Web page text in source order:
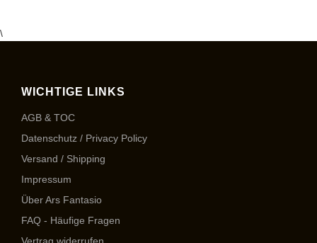
\
WICHTIGE LINKS
AGB & TOC
Datenschutz / Privacy Policy
Versand / Shipping
Impressum
Über Ars Fantasio
FAQ - Häufige Fragen